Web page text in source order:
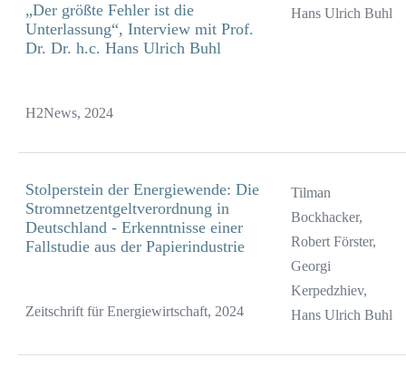
„Der größte Fehler ist die
Unterlassung“, Interview mit Prof.
Dr. Dr. h.c. Hans Ulrich Buhl
H2News, 2024
Hans Ulrich Buhl
Stolperstein der Energiewende: Die
Stromnetzentgeltverordnung in
Deutschland - Erkenntnisse einer
Fallstudie aus der Papierindustrie
Zeitschrift für Energiewirtschaft, 2024
Tilman
Bockhacker,
Robert Förster,
Georgi
Kerpedzhiev,
Hans Ulrich Buhl